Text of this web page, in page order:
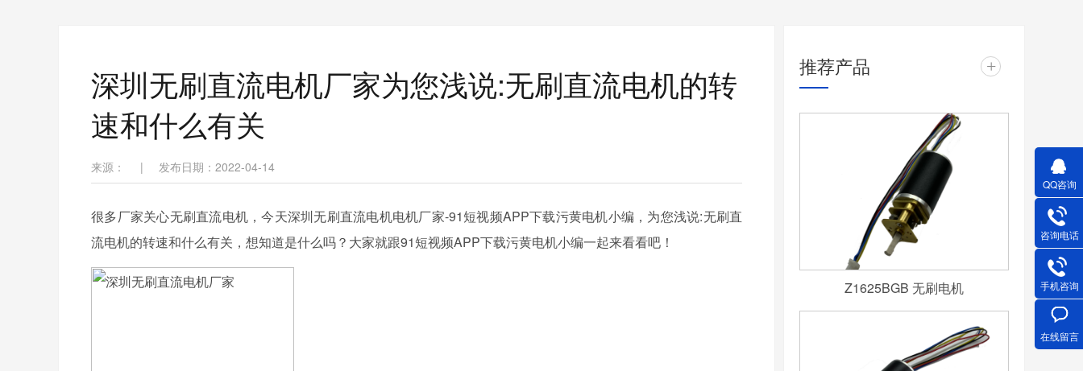
深圳无刷直流电机厂家为您浅说:无刷直流电机的转
速和什么有关
来源： | 发布日期：2022-04-14
很多厂家关心无刷直流电机，今天深圳无刷直流电机电机厂家-91短视频APP下载污黄电机小编，为您浅说:无刷直
流电机的转速和什么有关，想知道是什么吗？大家就跟91短视频APP下载污黄电机小编一起来看看吧！
推荐产品 +
Z1625BGB 无刷电机
QQ咨询
咨询电话
手机咨询
在线留言